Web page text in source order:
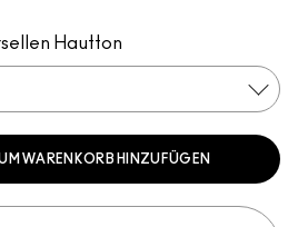
Hautton
WARENKORB HINZUFÜGEN